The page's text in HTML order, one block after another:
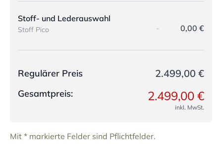
Stoff- und Lederauswahl
Stoff Pico - 0,00 €
Regulärer Preis 2.499,00 €
Gesamtpreis: 2.499,00 €
inkl. MwSt.
Mit * markierte Felder sind Pflichtfelder.